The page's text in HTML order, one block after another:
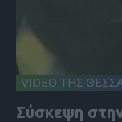
VIDEO ΤΗΣ
Σύσκεψη